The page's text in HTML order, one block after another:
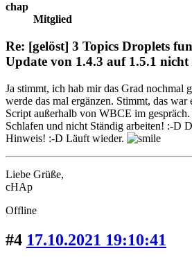
chap
Mitglied
Re: [gelöst] 3 Topics Droplets
Update von 1.4.3 auf 1.5.1 nicht
Ja stimmt, ich hab mir das Grad nochmal
werde das mal ergänzen. Stimmt, das war
Script außerhalb von WBCE im
Schlafen und nicht Ständig arbeiten! :-D
Hinweis! :-D Läuft wieder.
Liebe Grüße,
cHAp
Offline
#4 17.10.2021 19:10:41